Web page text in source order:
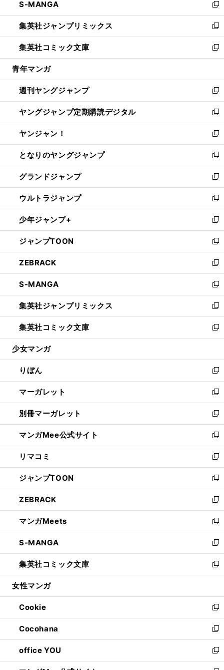
く
で
開
く
ド
ウ
で
開
く
ィ
ン
ド
ウ
で
開
い
ウ
ィ
ン
ド
ウ
開
く
S-MANGA
新
し
い
ウ
ィ
ン
ウ
で
開
く
集英社ジャンプリミックス
新
し
い
ウ
ン
ド
ウ
で
開
く
集英社コミック文庫
新
し
ウ
ィ
ン
ド
ウ
で
開
く
青年マンガ
週刊ヤングジャンプ
新
し
い
ウ
ィ
ン
ド
ウ
で
開
く
ヤングジャンプ定期購読デジタル
新
し
い
ウ
ィ
ン
ド
ウ
で
開
く
ヤンジャン！
新
し
い
ウ
ィ
ン
ド
ウ
で
開
く
となりのヤングジャンプ
新
し
い
ウ
ィ
ン
ド
ウ
で
開
く
グランドジャンプ
新
し
い
ウ
ィ
ン
ド
ウ
で
開
く
ウルトラジャンプ
新
し
い
ウ
ィ
ン
ド
ウ
で
開
く
少年ジャンプ+
新
し
い
ウ
ィ
ン
ド
ウ
で
開
く
ジャンプTOON
新
し
い
ウ
ィ
ン
ド
ウ
で
開
ZEBRACK
新
し
い
ウ
ィ
ン
ド
ウ
開
く
S-MANGA
新
し
い
ウ
ィ
ン
ウ
で
開
く
集英社ジャンプリミックス
新
し
い
ウ
ン
ド
ウ
で
開
く
集英社コミック文庫
新
し
ウ
ィ
ン
ド
ウ
で
開
く
少女マンガ
りぼん
新
し
い
ウ
ィ
ン
ド
ウ
で
開
く
マーガレット
新
し
い
ウ
ィ
ン
ド
ウ
で
開
く
別冊マーガレット
新
し
い
ウ
ィ
ン
ド
ウ
で
開
く
マンガMee公式サイト
新
し
い
ウ
ィ
ン
ド
ウ
で
開
く
リマコミ
新
し
い
ウ
ィ
ン
ド
ウ
で
開
く
ジャンプTOON
新
し
い
ウ
ィ
ン
ド
ウ
で
開
ZEBRACK
新
し
い
ウ
ィ
ン
ド
ウ
開
く
マンガMeets
新
し
い
ウ
ィ
ン
ウ
で
開
く
S-MANGA
新
し
い
ウ
ン
ド
ウ
で
開
く
集英社コミック文庫
新
し
ウ
ィ
ン
ド
ウ
で
開
女性マンガ
Cookie
新
し
い
ウ
ィ
ン
Cocohana
新
し
い
ウ
office YOU
新
し